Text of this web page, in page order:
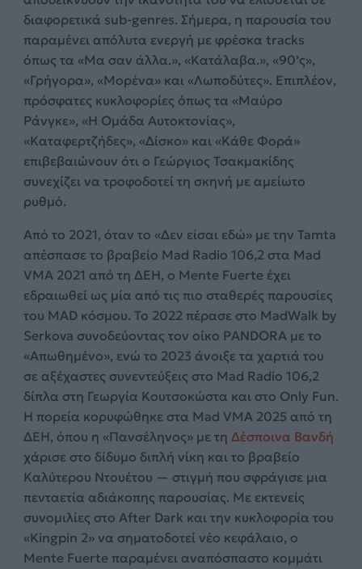
διαφορετικά sub-genres. Σήμερα, η παρουσία του
παραμένει απόλυτα ενεργή με φρέσκα tracks
όπως τα «Μα σαν άλλα.», «Κατάλαβα.», «90’ς»,
«Γρήγορα», «Μορένα» και «Λωποδύτες». Επιπλέον,
πρόσφατες κυκλοφορίες όπως τα «Μαύρο
Ράνγκε», «Η Ομάδα Αυτοκτονίας»,
«Καταφερτζήδες», «Δίσκο» και «Κάθε Φορά»
επιβεβαιώνουν ότι ο Γεώργιος Τσακμακίδης
συνεχίζει να τροφοδοτεί τη σκηνή με αμείωτο
ρυθμό.
Από το 2021, όταν το «Δεν είσαι εδώ» με την Tamta
απέσπασε το βραβείο Mad Radio 106,2 στα Mad
VMA 2021 από τη ΔΕΗ, ο Mente Fuerte έχει
εδραιωθεί ως μία από τις πιο σταθερές παρουσίες
του MAD κόσμου. Το 2022 πέρασε στο MadWalk by
Serkova συνοδεύοντας τον οίκο PANDORA με το
«Απωθημένο», ενώ το 2023 άνοιξε τα χαρτιά του
σε αξέχαστες συνεντεύξεις στο Mad Radio 106,2
δίπλα στη Γεωργία Κουτσοκώστα και στο Only Fun.
Η πορεία κορυφώθηκε στα Mad VMA 2025 από τη
ΔΕΗ, όπου η «Πανσέληνος» με τη Δέσποινα Βανδή
χάρισε στο δίδυμο διπλή νίκη και το βραβείο
Καλύτερου Ντουέτου — στιγμή που σφράγισε μια
πενταετία αδιάκοπης παρουσίας. Με εκτενείς
συνομιλίες στο After Dark και την κυκλοφορία του
«Kingpin 2» να σηματοδοτεί νέο κεφάλαιο, ο
Mente Fuerte παραμένει αναπόσπαστο κομμάτι